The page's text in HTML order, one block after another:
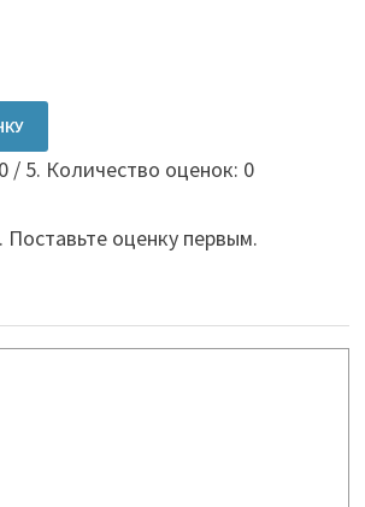
0/ 5. Количество оценок: 0
оценку первым.